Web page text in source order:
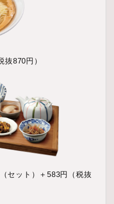
870円）
セット）＋583円（税抜